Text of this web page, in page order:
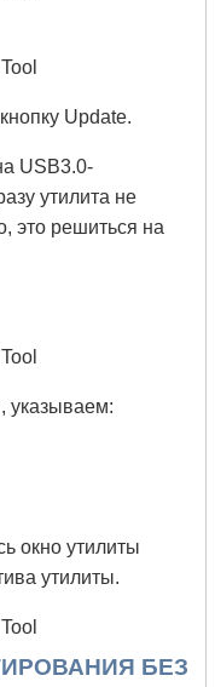
Update.
USB3.0-
утилита не
это решиться на
указываем:
окно утилиты
утилиты.
БЕЗ